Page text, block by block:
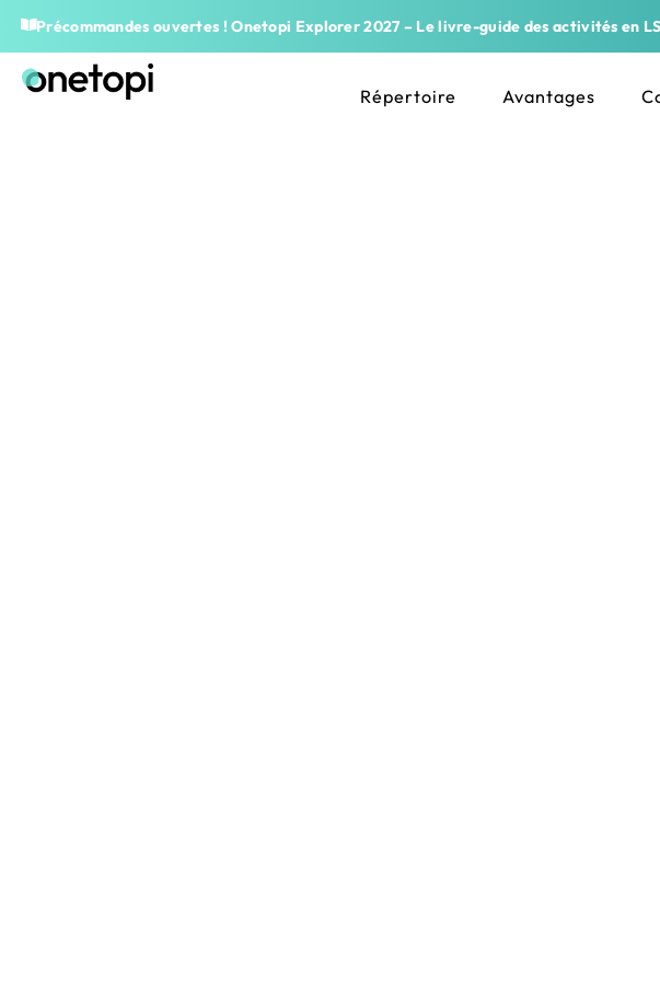
Précommandes ouvertes ! Onetopi Explorer 2027 – Le livre-guide des activités en
Répertoire Avantages